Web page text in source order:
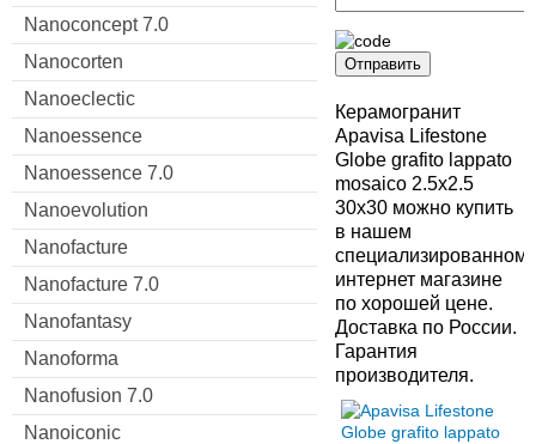
Nanoconcept 7.0
Nanocorten
Nanoeclectic
Nanoessence
Nanoessence 7.0
Nanoevolution
Nanofacture
Nanofacture 7.0
Nanofantasy
Nanoforma
Nanofusion 7.0
Nanoiconic
Отправить
Керамогранит
Apavisa Lifestone
Globe grafito lappato
mosaico 2.5x2.5
30x30 можно купить
в нашем
специализированном
интернет магазине
по хорошей цене.
Доставка по России.
Гарантия
производителя.